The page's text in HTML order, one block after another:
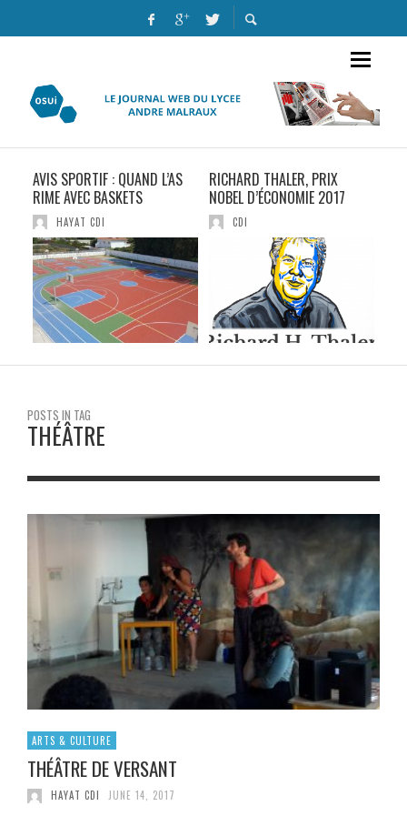
AVIS SPORTIF : QUAND L’AS
RIME AVEC BASKETS
HAYAT CDI
RICHARD THALER, PRIX
NOBEL D’ÉCONOMIE 2017
CDI
POSTS IN TAG
THÉÂTRE
ARTS & CULTURE
THÉÂTRE DE VERSANT
HAYAT CDI JUNE 14, 2017